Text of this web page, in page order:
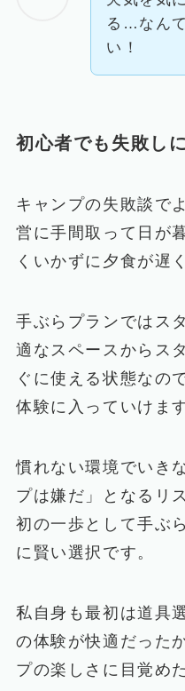
る…なん
い！
初心者でも失敗し
キャンプの失敗談で
営に手間取って日が
くいかずに夕食が遅
手ぶらプランではス
適なスペースからス
ぐに使える状態なの
体験に入っていけます
慣れない環境でいき
プは嫌だ」となるリ
初の一歩として手ぶ
に賢い選択です。
私自身も最初は道具
の体験が快適だった
プの楽しさに目覚め